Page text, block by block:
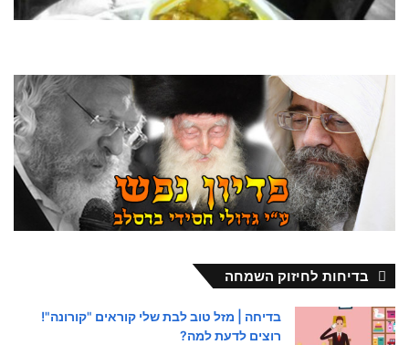
בדיחות לחיזוק השמחה
בדיחה | מזל טוב לבת שלי קוראים "קורונה"!
רוצים לדעת למה?